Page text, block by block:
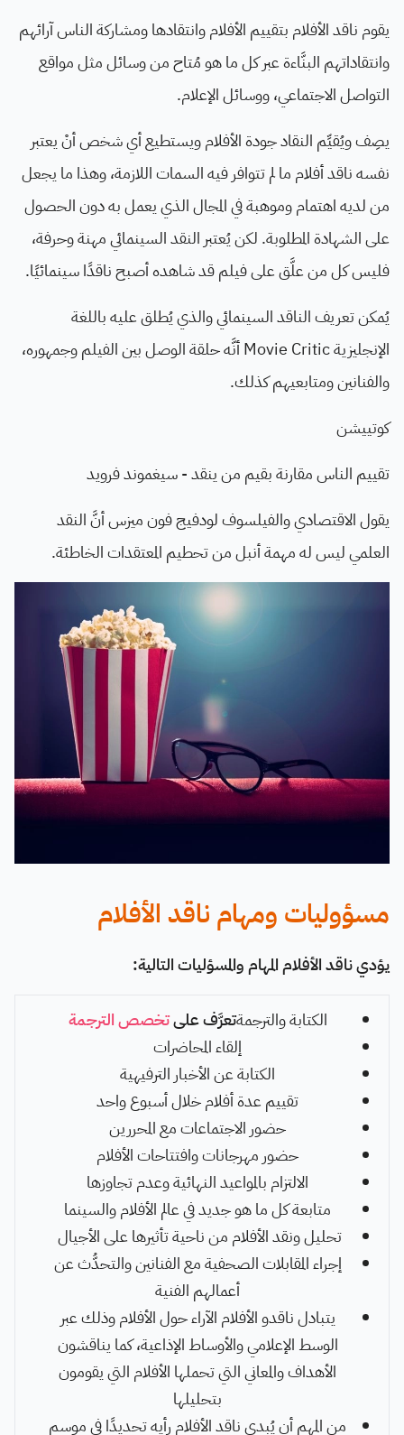
يقوم ناقد الأفلام بتقييم الأفلام وانتقادها ومشاركة الناس آرائهم
وانتقاداتهم البنَّاءة عبر كل ما هو مُتاح من وسائل مثل مواقع
التواصل الاجتماعي، ووسائل الإعلام.
يصِف ويُقيِّم النقاد جودة الأفلام ويستطيع أي شخص أنْ يعتبر
نفسه ناقد أفلام ما لم تتوافر فيه السمات اللازمة، وهذا ما يجعل
من لديه اهتمام وموهبة في المجال الذي يعمل به دون الحصول
على الشهادة المطلوبة. لكن يُعتبر النقد السينمائي مهنة وحرفة،
فليس كل من علَّق على فيلم قد شاهده أصبح ناقدًا سينمائيًا.
يُمكن تعريف الناقد السينمائي والذي يُطلق عليه باللغة
الإنجليزية Movie Critic أنَّه حلقة الوصل بين الفيلم وجمهوره،
والفنانين ومتابعيهم كذلك.
كوتييشن
تقييم الناس مقارنة بقيم من ينقد - سيغموند فرويد
يقول الاقتصادي والفيلسوف لودفيج فون ميزس أنَّ النقد
العلمي ليس له مهمة أنبل من تحطيم المعتقدات الخاطئة.
مسؤوليات ومهام ناقد الأفلام
يؤدي ناقد الأفلام المهام والمسؤليات التالية:
الكتابة والترجمةتعرَّف علىتخصص الترجمة
إلقاء المحاضرات
الكتابة عن الأخبار الترفيهية
تقييم عدة أفلام خلال أسبوع واحد
حضور الاجتماعات مع المحررين
حضور مهرجانات وافتتاحات الأفلام
الالتزام بالمواعيد النهائية وعدم تجاوزها
متابعة كل ما هو جديد في عالم الأفلام والسينما
تحليل ونقد الأفلام من ناحية تأثيرها على الأجيال
إجراء المقابلات الصحفية مع الفنانين والتحدُّث عن
أعمالهم الفنية
يتبادل ناقدو الأفلام الآراء حول الأفلام وذلك عبر
الوسط الإعلامي والأوساط الإذاعية، كما يناقشون
الأهداف والمعاني التي تحملها الأفلام التي يقومون
بتحليلها
من المهم أن يُبدي ناقد الأفلام رأيه تحديدًا في موسم